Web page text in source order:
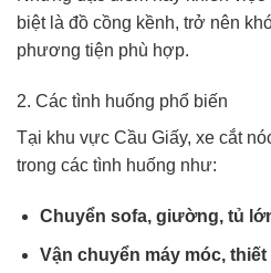
biệt là đồ cồng kềnh, trở nên
phương tiện phù hợp.
2. Các tình huống phổ biến
Tại khu vực Cầu Giấy, xe cắt
trong các tình huống như:
Chuyển sofa, giường, tủ
Vận chuyển máy móc, thiết